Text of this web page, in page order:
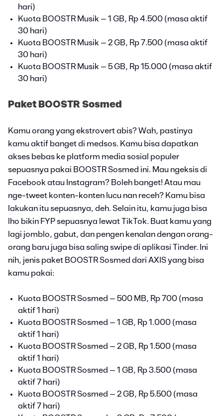
hari)
Kuota BOOSTR Musik – 1 GB, Rp 4.500 (masa aktif
30 hari)
Kuota BOOSTR Musik – 2 GB, Rp 7.500 (masa aktif
30 hari)
Kuota BOOSTR Musik – 5 GB, Rp 15.000 (masa aktif
30 hari)
Paket BOOSTR Sosmed
Kamu orang yang ekstrovert abis? Wah, pastinya
kamu aktif banget di medsos. Kamu bisa dapatkan
akses bebas ke platform media sosial populer
sepuasnya pakai BOOSTR Sosmed ini. Mau ngeksis di
Facebook atau Instagram? Boleh banget! Atau mau
nge-tweet konten-konten lucu nan receh? Kamu bisa
lakukan itu sepuasnya, deh. Selain itu, kamu juga bisa
lho bikin FYP sepuasnya lewat TikTok. Buat kamu yang
lagi jomblo, gabut, dan pengen kenalan dengan orang-
orang baru juga bisa saling swipe di aplikasi Tinder. Ini
nih, jenis paket BOOSTR Sosmed dari AXIS yang bisa
kamu pakai:
Kuota BOOSTR Sosmed – 500 MB, Rp 700 (masa
aktif 1 hari)
Kuota BOOSTR Sosmed – 1 GB, Rp 1.000 (masa
aktif 1 hari)
Kuota BOOSTR Sosmed – 2 GB, Rp 1.500 (masa
aktif 1 hari)
Kuota BOOSTR Sosmed – 1 GB, Rp 3.500 (masa
aktif 7 hari)
Kuota BOOSTR Sosmed – 2 GB, Rp 5.500 (masa
aktif 7 hari)